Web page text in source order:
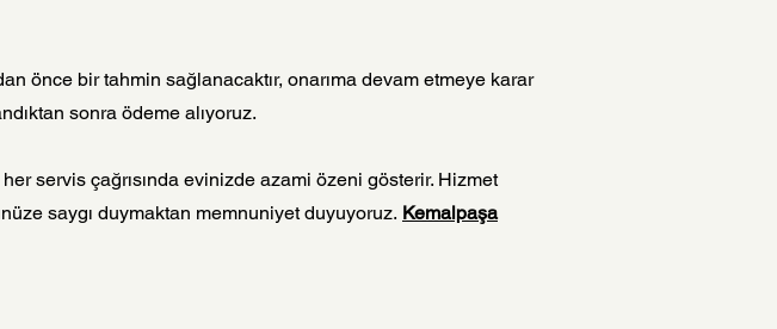
önce bir tahmin sağlanacaktır, onarıma devam etmeye karar
sonra ödeme alıyoruz.
servis çağrısında evinizde azami özeni gösterir. Hizmet
saygı duymaktan memnuniyet duyuyoruz. Kemalpaşa